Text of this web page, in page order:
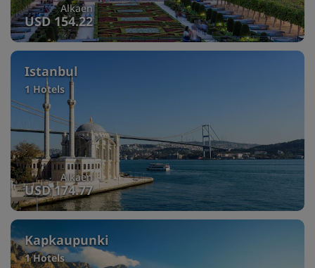
Alkaen
USD 154.22
Istanbul
1 Hotels
Alkaen
USD 174.77
Kapkaupunki
1 Hotels